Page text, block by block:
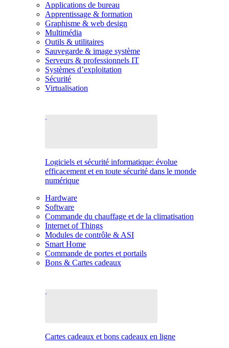
Applications de bureau
Apprentissage & formation
Graphisme & web design
Multimédia
Outils & utilitaires
Sauvegarde & image système
Serveurs & professionnels IT
Systèmes d’exploitation
Sécurité
Virtualisation
Logiciels et sécurité informatique: évolue
efficacement et en toute sécurité dans le monde
numérique
Hardware
Software
Commande du chauffage et de la climatisation
Internet of Things
Modules de contrôle & ASI
Smart Home
Commande de portes et portails
Bons & Cartes cadeaux
Cartes cadeaux et bons cadeaux en ligne